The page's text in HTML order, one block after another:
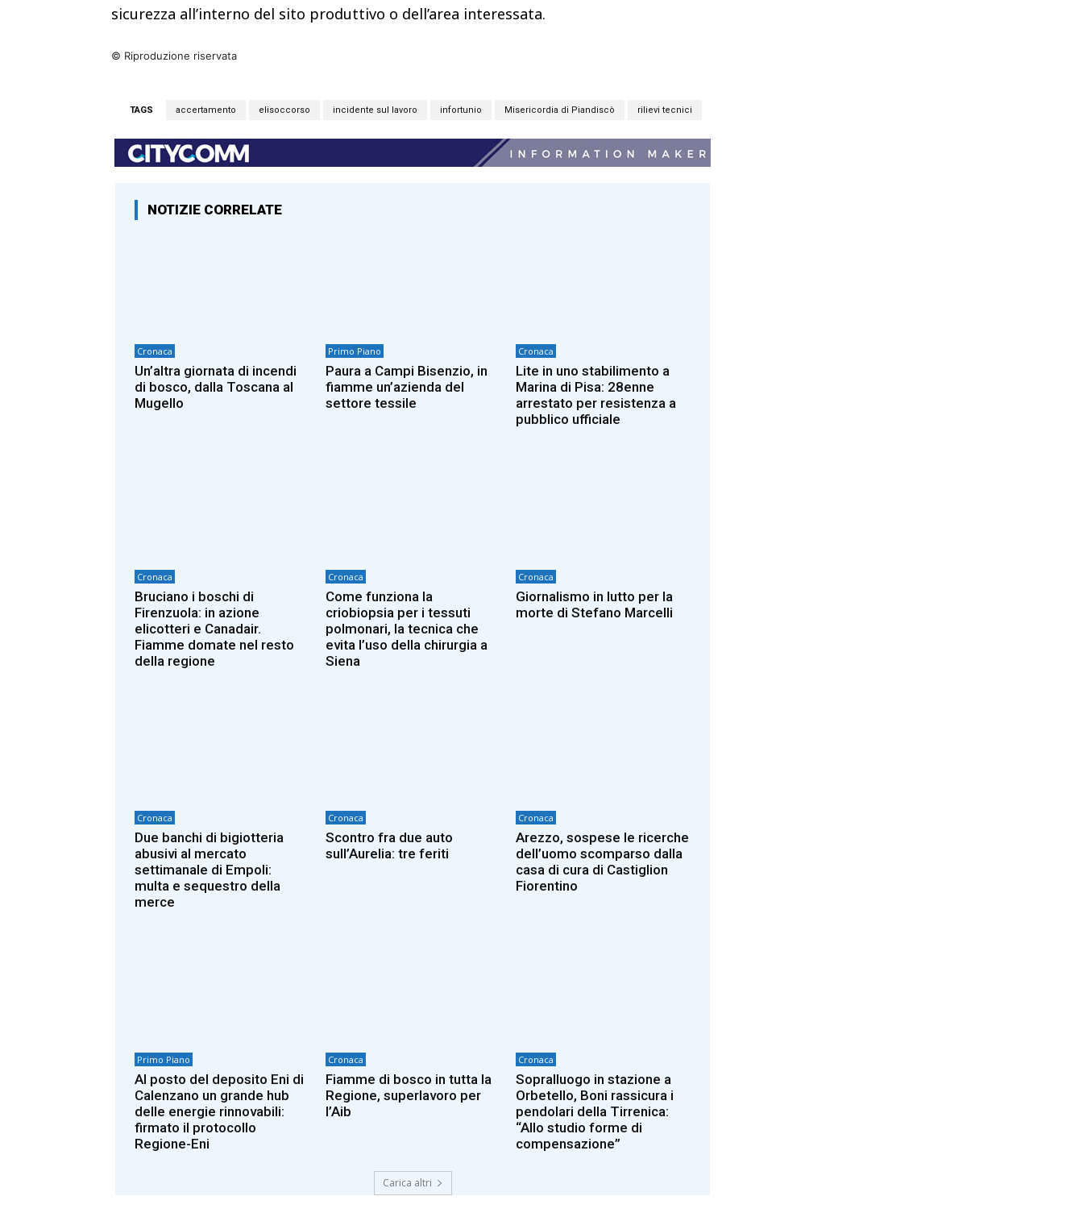
sicurezza all’interno del sito produttivo o dell’area interessata.
© Riproduzione riservata
TAGS accertamento elisoccorso incidente sul lavoro infortunio Misericordia di Piandiscò rilievi tecnici
NOTIZIE CORRELATE
Cronaca
Un’altra giornata di incendi
di bosco, dalla Toscana al
Mugello
Primo Piano
Paura a Campi Bisenzio, in
fiamme un’azienda del
settore tessile
Cronaca
Lite in uno stabilimento a
Marina di Pisa: 28enne
arrestato per resistenza a
pubblico ufficiale
Cronaca
Bruciano i boschi di
Firenzuola: in azione
elicotteri e Canadair.
Fiamme domate nel resto
della regione
Cronaca
Come funziona la
criobiopsia per i tessuti
polmonari, la tecnica che
evita l’uso della chirurgia a
Siena
Cronaca
Giornalismo in lutto per la
morte di Stefano Marcelli
Cronaca
Due banchi di bigiotteria
abusivi al mercato
settimanale di Empoli:
multa e sequestro della
merce
Cronaca
Scontro fra due auto
sull’Aurelia: tre feriti
Cronaca
Arezzo, sospese le ricerche
dell’uomo scomparso dalla
casa di cura di Castiglion
Fiorentino
Primo Piano
Al posto del deposito Eni di
Calenzano un grande hub
delle energie rinnovabili:
firmato il protocollo
Regione-Eni
Cronaca
Fiamme di bosco in tutta la
Regione, superlavoro per
l’Aib
Cronaca
Sopralluogo in stazione a
Orbetello, Boni rassicura i
pendolari della Tirrenica:
“Allo studio forme di
compensazione”
Carica altri